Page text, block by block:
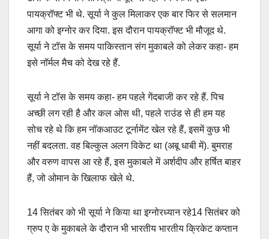
पायक्रॉफ्ट भी थे. सूर्या ने कुल म‍िलाकर एक बार फ‍िर से सलमान
आगा को इग्नोर कर द‍िया. इस दौरान पायक्रॉफ्ट भी मौजूद थे.
सूर्या ने टॉस के समय पाक‍िस्तान संग मुकाबले को लेकर कहा- हम
इसे नॉर्मल मैच को देख रहे हैं.
सूर्या ने टॉस के समय कहा- हम पहले गेंदबाजी कर रहे हैं. पिच
अच्छी लग रही है और कल ओस थी, पहले राउंड से ही हम यह
सोच रहे थे कि हम नॉकआउट टूर्नामेंट खेल रहे हैं, इसमें कुछ भी
नहीं बदलता. वह बिल्कुल अलग विकेट था (अबू धाबी में). बुमराह
और वरुण वापस आ रहे हैं, इस मुकाबले में अर्शदीप और हर्षित बाहर
हैं, जो ओमान के ख‍िलाफ खेले थे.
14 स‍ितंबर को भी सूर्या ने किया था इग्नोरध्यान रहे14 स‍ितंबर को
ग्रुप ए के मुकाबले के दौरान भी भारतीय भारतीय क्रिकेट कप्तान